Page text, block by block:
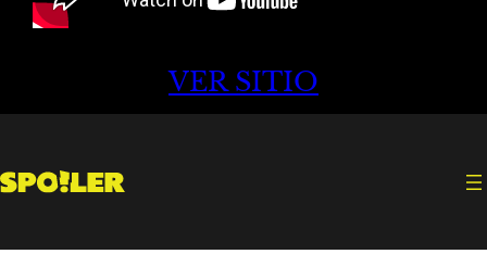
VER SITIO